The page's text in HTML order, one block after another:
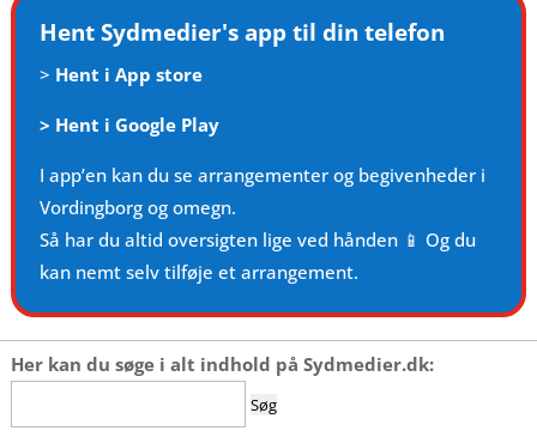
Hent Sydmedier's app til din telefon
> Hent i App store
> Hent i Google Play
I app’en kan du se arrangementer og begivenheder i
Vordingborg og omegn.
Så har du altid oversigten lige ved hånden 📱 Og du
kan nemt selv tilføje et arrangement.
Her kan du søge i alt indhold på Sydmedier.dk:
efter: